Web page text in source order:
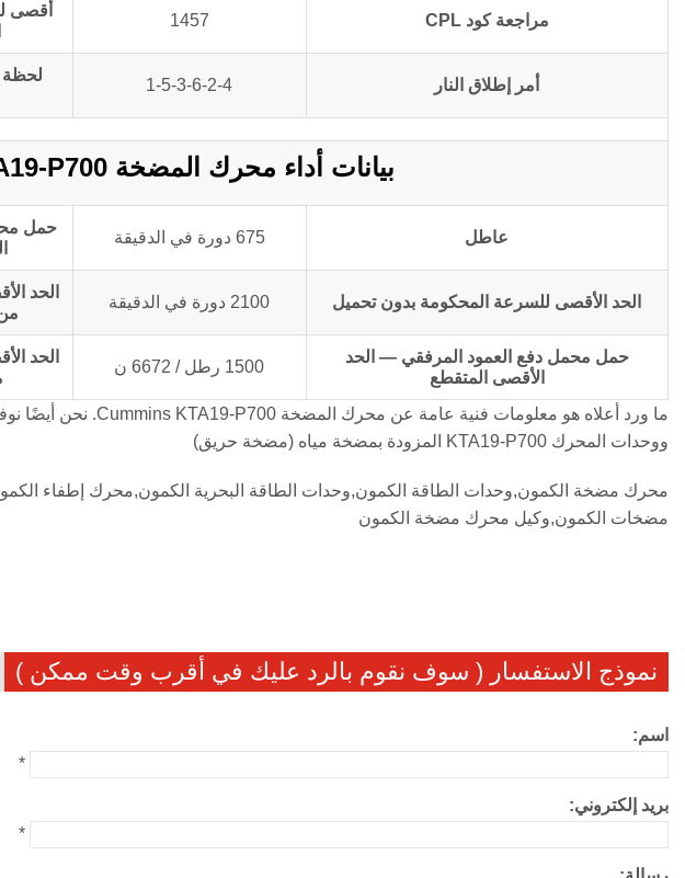
مراجعة كود CPL 1457
أقصى
أمر إطلاق النار 1-5-3-6-2-4
لحظة
بيانات أداء محرك المضخة CCEC KTA19-P700
عاطل 675 دورة في الدقيقة
حمل
الحد الأقصى للسرعة المحكومة بدون تحميل 2100 دورة في الدقيقة
الحد
حمل محمل دفع العمود المرفقي — الحد
الأقصى المتقطع
1500 رطل / 6672 ن
الحد
ووحدات المحرك KTA19-P700 المزودة بمضخة مياه (مضخة حريق)
محرك مضخة الكمون,وحدات الطاقة الكمون,وحدات الطاقة البحرية الكمون,محرك إطفاء
مضخات الكمون,وكيل محرك مضخة الكمون
نموذج الاستفسار ( سوف نقوم بالرد عليك في أقرب وقت ممكن )
اسم:
*
بريد إلكتروني:
*